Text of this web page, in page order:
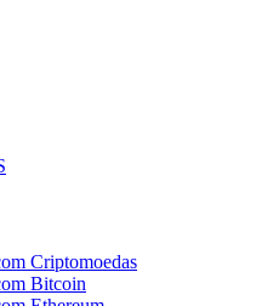
Criptomoedas
Bitcoin